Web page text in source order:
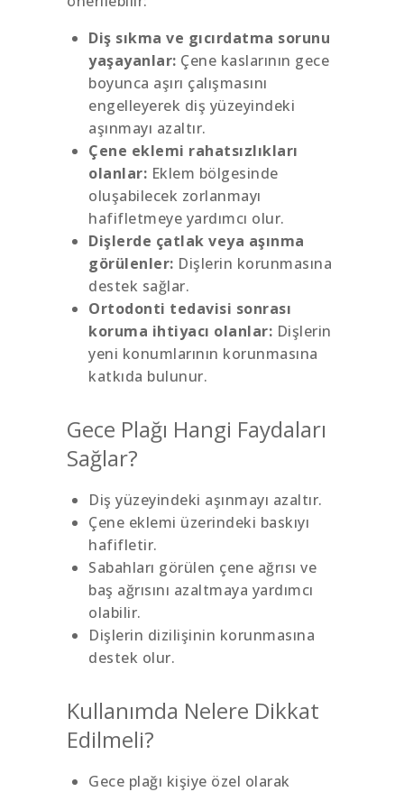
Diş sıkma ve gıcırdatma sorunu
yaşayanlar: Çene kaslarının gece
boyunca aşırı çalışmasını
engelleyerek diş yüzeyindeki
aşınmayı azaltır.
Çene eklemi rahatsızlıkları
olanlar: Eklem bölgesinde
oluşabilecek zorlanmayı
hafifletmeye yardımcı olur.
Dişlerde çatlak veya aşınma
görülenler: Dişlerin korunmasına
destek sağlar.
Ortodonti tedavisi sonrası
koruma ihtiyacı olanlar: Dişlerin
yeni konumlarının korunmasına
katkıda bulunur.
Gece Plağı Hangi Faydaları
Sağlar?
Diş yüzeyindeki aşınmayı azaltır.
Çene eklemi üzerindeki baskıyı
hafifletir.
Sabahları görülen çene ağrısı ve
baş ağrısını azaltmaya yardımcı
olabilir.
Dişlerin dizilişinin korunmasına
destek olur.
Kullanımda Nelere Dikkat
Edilmeli?
Gece plağı kişiye özel olarak